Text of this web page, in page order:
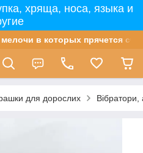
хряща, носа, языка и
в которых прячется
для дорослих Вібратори,